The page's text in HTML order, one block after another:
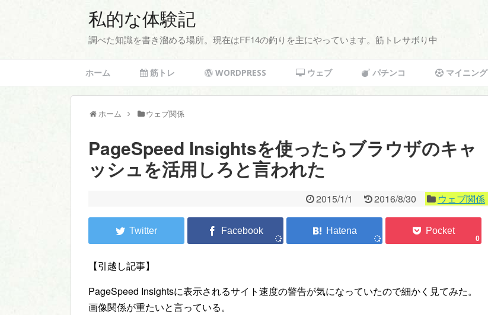
私的な体験記
調べた知識を書き溜める場所。現在はFF14の釣りを主にやっています。筋トレサボり中
ホーム 筋トレ WORDPRESS ウェブ パチンコ マイニング
ホーム ウェブ関係
PageSpeed Insightsを使ったらブラウザのキャ
ッシュを活用しろと言われた
2015/1/1 2016/8/30 ウェブ関係
0
【引越し記事】
PageSpeed Insightsに表示されるサイト速度の警告が気になっていたので細かく見てみた。
画像関係が重たいと言っている。